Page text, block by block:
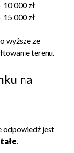
10 000 zł
15 000 zł
wyższe ze
terenu.
na
odpowiedź jest
.